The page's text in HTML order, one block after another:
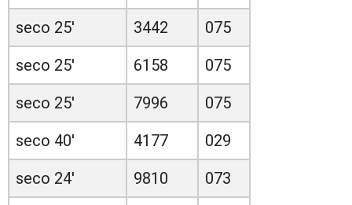
seco 25'
3442
075
seco 25'
6158
075
seco 25'
7996
075
seco 40'
4177
029
seco 24'
9810
073